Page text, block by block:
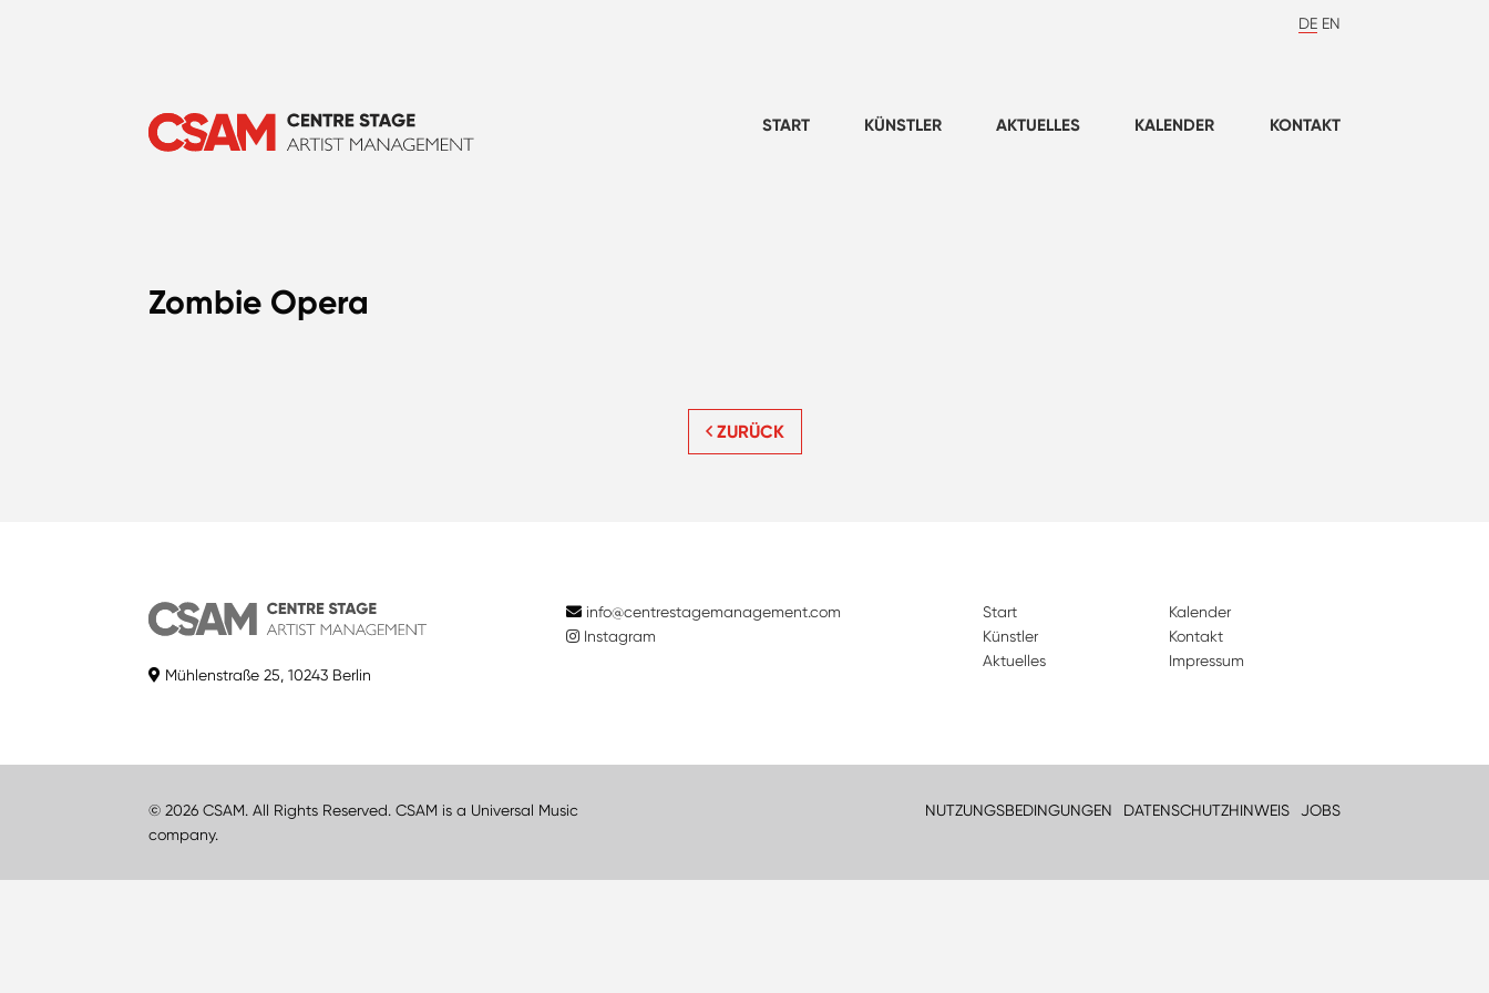
DE EN
START KÜNSTLER AKTUELLES KALENDER KONTAKT
Zombie Opera
ZURÜCK
Mühlenstraße 25, 10243 Berlin
info@centrestagemanagement.com
Instagram
Start
Künstler
Aktuelles
Kalender
Kontakt
Impressum
© 2026 CSAM. All Rights Reserved. CSAM is a Universal Music
company.
NUTZUNGSBEDINGUNGEN DATENSCHUTZHINWEIS JOBS